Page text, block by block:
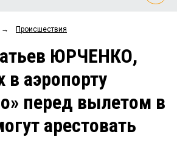
Мнения
Рейтинги
Блоги
Архив
→ Происшествия
ЮРЧЕНКО,
аэропорту
перед вылетом в
арестовать